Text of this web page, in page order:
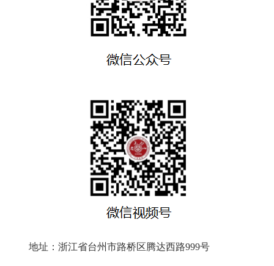
地址：浙江省台州市路桥区腾达西路999号